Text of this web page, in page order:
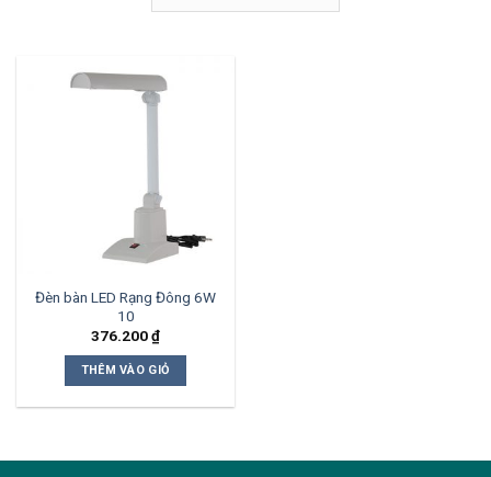
Đèn bàn LED Rạng Đông 6W
10
376.200₫
THÊM VÀO GIỎ